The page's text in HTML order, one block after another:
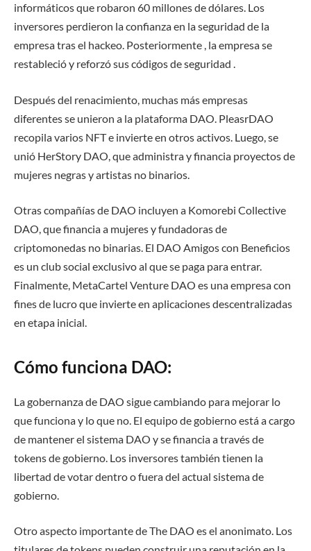
informáticos que robaron 60 millones de dólares. Los
inversores perdieron la confianza en la seguridad de la
empresa tras el hackeo. Posteriormente , la empresa se
restableció y reforzó sus códigos de seguridad .
Después del renacimiento, muchas más empresas
diferentes se unieron a la plataforma DAO. PleasrDAO
recopila varios NFT e invierte en otros activos. Luego, se
unió HerStory DAO, que administra y financia proyectos de
mujeres negras y artistas no binarios.
Otras compañías de DAO incluyen a Komorebi Collective
DAO, que financia a mujeres y fundadoras de
criptomonedas no binarias. El DAO Amigos con Beneficios
es un club social exclusivo al que se paga para entrar.
Finalmente, MetaCartel Venture DAO es una empresa con
fines de lucro que invierte en aplicaciones descentralizadas
en etapa inicial.
Cómo funciona DAO:
La gobernanza de DAO sigue cambiando para mejorar lo
que funciona y lo que no. El equipo de gobierno está a cargo
de mantener el sistema DAO y se financia a través de
tokens de gobierno. Los inversores también tienen la
libertad de votar dentro o fuera del actual sistema de
gobierno.
Otro aspecto importante de The DAO es el anonimato. Los